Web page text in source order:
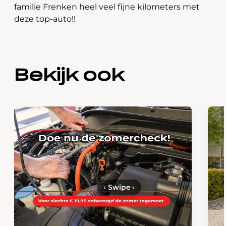
familie Frenken heel veel fijne kilometers met
deze top-auto!!
Bekijk ook
‹ Swipe›